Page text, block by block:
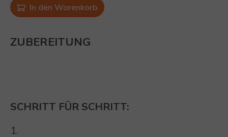
In den Warenkorb
ZUBEREITUNG
SCHRITT FÜR SCHRITT:
1.